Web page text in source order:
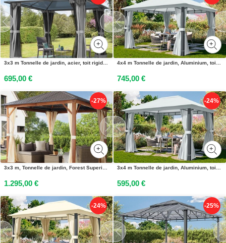
3x3 m Tonnelle de jardin, acier, toit rigide, gris - (300214)
695,00 €
4x4 m Tonnelle de jardin, Aluminium, toit souple, gris perle - (300687)
745,00 €
-27%
3x3 m, Tonnelle de jardin, Forest Superior, champagne, imitation chêne - (300182)
1.295,00 €
-24%
3x4 m Tonnelle de jardin, Aluminium, toit souple, gris perle - (300672)
595,00 €
-24% -25%